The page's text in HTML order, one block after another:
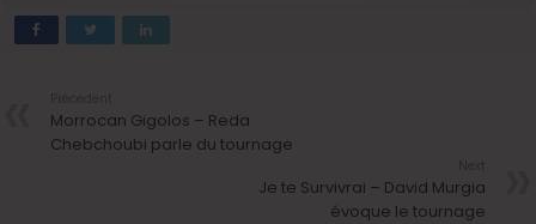
Morrocan Gigolos – Reda
Chebchoubi parle du tournage
Je te Survivrai – David Murgia
évoque le tournage